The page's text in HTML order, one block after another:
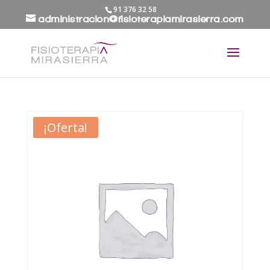
91 376 32 58
administracion@fisioterapiamirasierra.com
¡Oferta!